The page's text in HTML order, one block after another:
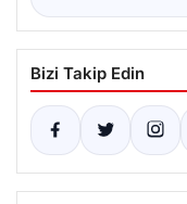
Bizi Takip Edin